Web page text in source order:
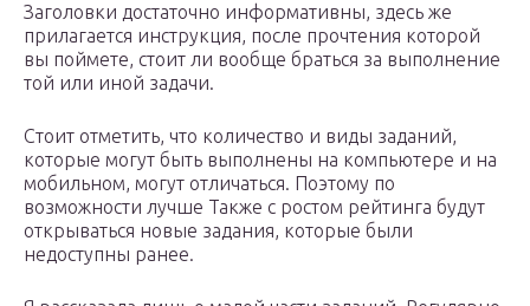
Заголовки достаточно информативны, здесь же
прилагается инструкция, после прочтения которой
вы поймете, стоит ли вообще браться за выполнение
той или иной задачи.
Стоит отметить, что количество и виды заданий,
которые могут быть выполнены на компьютере и на
мобильном, могут отличаться. Поэтому по
возможности лучше Также с ростом рейтинга будут
открываться новые задания, которые были
недоступны ранее.